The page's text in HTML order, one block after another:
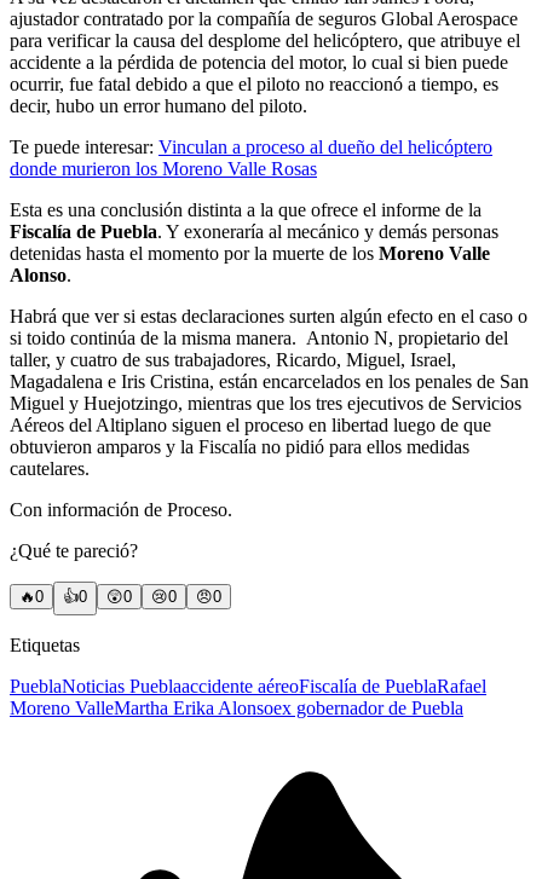
ajustador contratado por la compañía de seguros Global Aerospace
para verificar la causa del desplome del helicóptero, que atribuye el
accidente a la pérdida de potencia del motor, lo cual si bien puede
ocurrir, fue fatal debido a que el piloto no reaccionó a tiempo, es
decir, hubo un error humano del piloto.
Te puede interesar: Vinculan a proceso al dueño del helicóptero
donde murieron los Moreno Valle Rosas
Esta es una conclusión distinta a la que ofrece el informe de la
Fiscalía de Puebla. Y exoneraría al mecánico y demás personas
detenidas hasta el momento por la muerte de los Moreno Valle
Alonso.
Habrá que ver si estas declaraciones surten algún efecto en el caso o
si toido continúa de la misma manera. Antonio N, propietario del
taller, y cuatro de sus trabajadores, Ricardo, Miguel, Israel,
Magadalena e Iris Cristina, están encarcelados en los penales de San
Miguel y Huejotzingo, mientras que los tres ejecutivos de Servicios
Aéreos del Altiplano siguen el proceso en libertad luego de que
obtuvieron amparos y la Fiscalía no pidió para ellos medidas
cautelares.
Con información de Proceso.
¿Qué te pareció?
🔥0 👍0 😲0 😢0 😠0
Etiquetas
PueblaNoticias Pueblaaccidente aéreoFiscalía de PueblaRafael
Moreno ValleMartha Erika Alonsoex gobernador de Puebla